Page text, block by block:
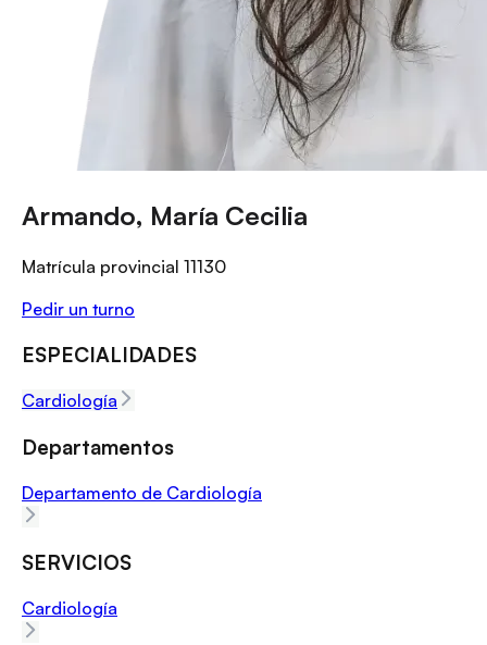
Armando, María Cecilia
Matrícula provincial 11130
Pedir un turno
ESPECIALIDADES
Cardiología
Departamentos
Departamento de Cardiología
SERVICIOS
Cardiología